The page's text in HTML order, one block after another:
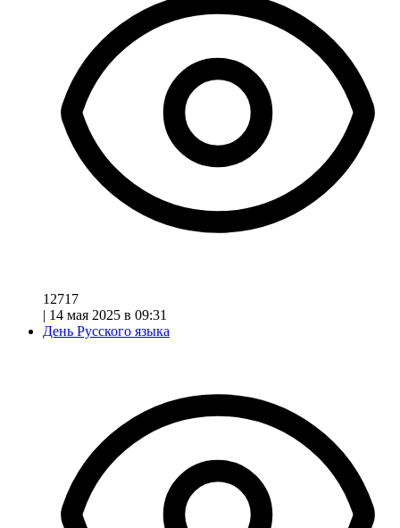
12717
| 14 мая 2025 в 09:31
День Русского языка